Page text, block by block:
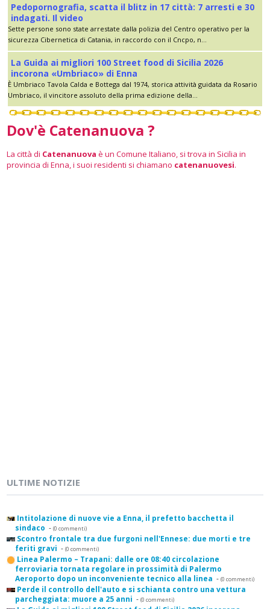
Pedopornografia, scatta il blitz in 17 città: 7 arresti e 30
indagati. Il video
Sette persone sono state arrestate dalla polizia del Centro operativo per la
sicurezza Cibernetica di Catania, in raccordo con il Cncpo, n...
La Guida ai migliori 100 Street food di Sicilia 2026
incorona «Umbriaco» di Enna
È Umbriaco Tavola Calda e Bottega dal 1974, storica attività guidata da Rosario
Umbriaco, il vincitore assoluto della prima edizione della...
Dov'è Catenanuova ?
La città di Catenanuova è un Comune Italiano, si trova in Sicilia in
provincia di Enna, i suoi residenti si chiamano catenanuovesi.
ULTIME NOTIZIE
Intitolazione di nuove vie a Enna, il prefetto bacchetta il
sindaco - (0 commenti)
Scontro frontale tra due furgoni nell'Ennese: due morti e tre
feriti gravi - (0 commenti)
Linea Palermo – Trapani: dalle ore 08:40 circolazione
ferroviaria tornata regolare in prossimità di Palermo
Aeroporto dopo un inconveniente tecnico alla linea - (0 commenti)
Perde il controllo dell'auto e si schianta contro una vettura
parcheggiata: muore a 25 anni - (0 commenti)